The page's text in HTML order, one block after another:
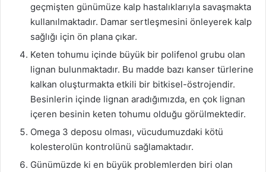
geçmişten günümüze kalp hastalıklarıyla savaşmakta
kullanılmaktadır. Damar sertleşmesini önleyerek kalp
sağlığı için ön plana çıkar.
Keten tohumu içinde büyük bir polifenol grubu olan
lignan bulunmaktadır. Bu madde bazı kanser türlerine
kalkan oluşturmakta etkili bir bitkisel-östrojendir.
Besinlerin içinde lignan aradığımızda, en çok lignan
içeren besinin keten tohumu olduğu görülmektedir.
Omega 3 deposu olması, vücudumuzdaki kötü
kolesterolün kontrolünü sağlamaktadır.
Günümüzde ki en büyük problemlerden biri olan